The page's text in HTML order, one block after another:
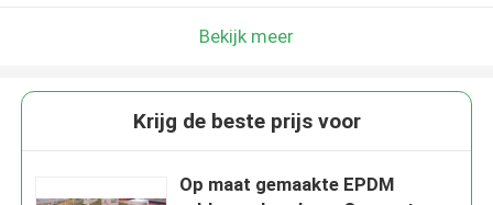
Bekijk meer
Krijg de beste prijs voor
Op maat gemaakte EPDM